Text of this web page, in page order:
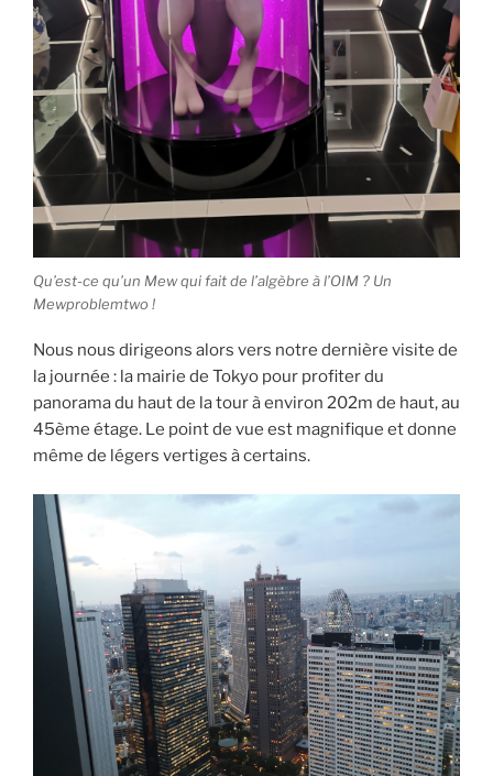
Qu’est-ce qu’un Mew qui fait de l’algèbre à l’OIM ? Un
Mewproblemtwo !
Nous nous dirigeons alors vers notre dernière visite de
la journée : la mairie de Tokyo pour profiter du
panorama du haut de la tour à environ 202m de haut, au
45ème étage. Le point de vue est magnifique et donne
même de légers vertiges à certains.